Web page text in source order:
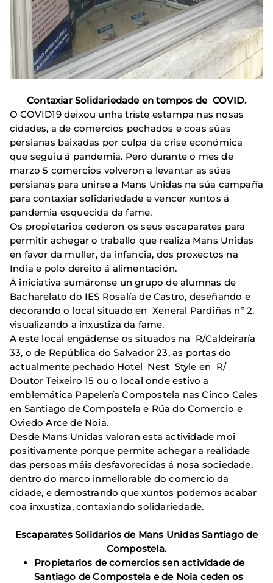
Contaxiar Solidariedade en tempos de COVID.
O COVID19 deixou unha triste estampa nas nosas
cidades, a de comercios pechados e coas súas
persianas baixadas por culpa da crise económica
que seguiu á pandemia. Pero durante o mes de
marzo 5 comercios volveron a levantar as súas
persianas para unirse a Mans Unidas na súa campaña
para contaxiar solidariedade e vencer xuntos á
pandemia esquecida da fame.
Os propietarios cederon os seus escaparates para
permitir achegar o traballo que realiza Mans Unidas
en favor da muller, da infancia, dos proxectos na
India e polo dereito á alimentación.
Á iniciativa sumáronse un grupo de alumnas de
Bacharelato do IES Rosalía de Castro, deseñando e
decorando o local situado en Xeneral Pardiñas nº 2,
visualizando a inxustiza da fame.
A este local engádense os situados na R/Caldeiraría
33, o de República do Salvador 23, as portas do
actualmente pechado Hotel Nest Style en R/
Doutor Teixeiro 15 ou o local onde estivo a
emblemática Papelería Compostela nas Cinco Cales
en Santiago de Compostela e Rúa do Comercio e
Oviedo Arce de Noia.
Desde Mans Unidas valoran esta actividade moi
positivamente porque permite achegar a realidade
das persoas máis desfavorecidas á nosa sociedade,
dentro do marco inmellorable do comercio da
cidade, e demostrando que xuntos podemos acabar
coa inxustiza, contaxiando solidariedade.
Escaparates Solidarios de Mans Unidas Santiago de
Compostela.
Propietarios de comercios sen actividade de
Santiago de Compostela e de Noia ceden os